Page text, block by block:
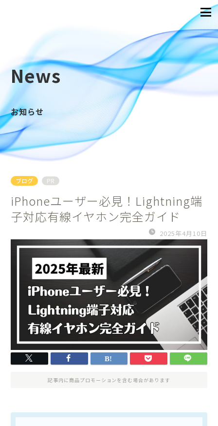
News
お知らせ
ブログ PR
iPhoneユーザー必見！Lightning端
子対応有線イヤホン完全ガイド
2025年4月10日
記事内に商品プロモーションを含む場合があります